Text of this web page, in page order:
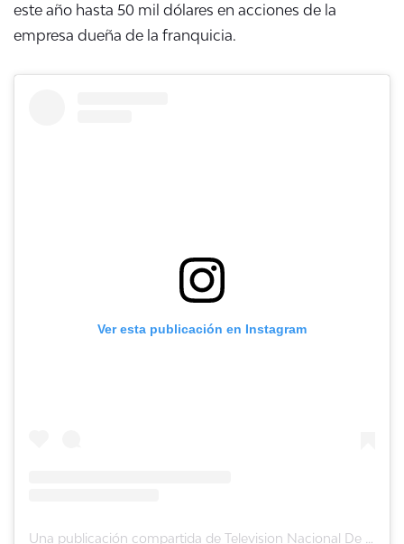
este año hasta 50 mil dólares en acciones de la
empresa dueña de la franquicia.
Ver esta publicación en Instagram